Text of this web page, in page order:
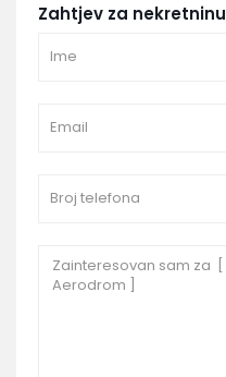
Zahtjev za nekretninu